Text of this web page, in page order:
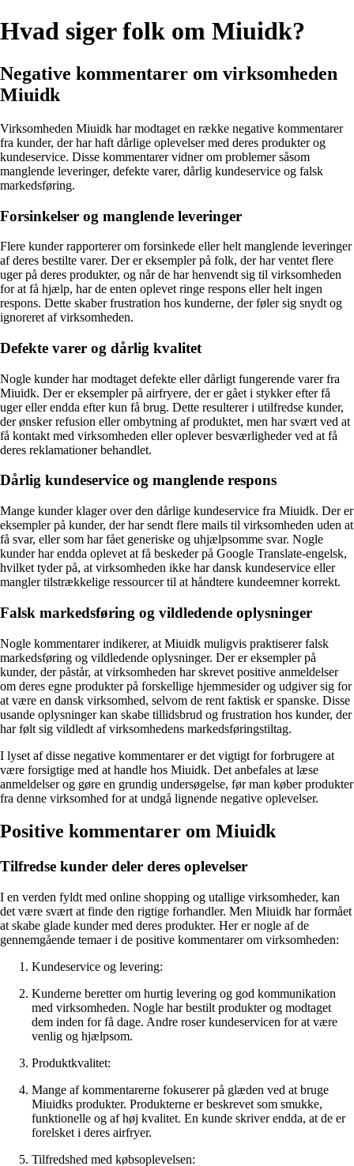
Hvad siger folk om Miuidk?
Negative kommentarer om virksomheden
Miuidk
Virksomheden Miuidk har modtaget en række negative kommentarer
fra kunder, der har haft dårlige oplevelser med deres produkter og
kundeservice. Disse kommentarer vidner om problemer såsom
manglende leveringer, defekte varer, dårlig kundeservice og falsk
markedsføring.
Forsinkelser og manglende leveringer
Flere kunder rapporterer om forsinkede eller helt manglende leveringer
af deres bestilte varer. Der er eksempler på folk, der har ventet flere
uger på deres produkter, og når de har henvendt sig til virksomheden
for at få hjælp, har de enten oplevet ringe respons eller helt ingen
respons. Dette skaber frustration hos kunderne, der føler sig snydt og
ignoreret af virksomheden.
Defekte varer og dårlig kvalitet
Nogle kunder har modtaget defekte eller dårligt fungerende varer fra
Miuidk. Der er eksempler på airfryere, der er gået i stykker efter få
uger eller endda efter kun få brug. Dette resulterer i utilfredse kunder,
der ønsker refusion eller ombytning af produktet, men har svært ved at
få kontakt med virksomheden eller oplever besværligheder ved at få
deres reklamationer behandlet.
Dårlig kundeservice og manglende respons
Mange kunder klager over den dårlige kundeservice fra Miuidk. Der er
eksempler på kunder, der har sendt flere mails til virksomheden uden at
få svar, eller som har fået generiske og uhjælpsomme svar. Nogle
kunder har endda oplevet at få beskeder på Google Translate-engelsk,
hvilket tyder på, at virksomheden ikke har dansk kundeservice eller
mangler tilstrækkelige ressourcer til at håndtere kundeemner korrekt.
Falsk markedsføring og vildledende oplysninger
Nogle kommentarer indikerer, at Miuidk muligvis praktiserer falsk
markedsføring og vildledende oplysninger. Der er eksempler på
kunder, der påstår, at virksomheden har skrevet positive anmeldelser
om deres egne produkter på forskellige hjemmesider og udgiver sig for
at være en dansk virksomhed, selvom de rent faktisk er spanske. Disse
usande oplysninger kan skabe tillidsbrud og frustration hos kunder, der
har følt sig vildledt af virksomhedens markedsføringstiltag.
I lyset af disse negative kommentarer er det vigtigt for forbrugere at
være forsigtige med at handle hos Miuidk. Det anbefales at læse
anmeldelser og gøre en grundig undersøgelse, før man køber produkter
fra denne virksomhed for at undgå lignende negative oplevelser.
Positive kommentarer om Miuidk
Tilfredse kunder deler deres oplevelser
I en verden fyldt med online shopping og utallige virksomheder, kan
det være svært at finde den rigtige forhandler. Men Miuidk har formået
at skabe glade kunder med deres produkter. Her er nogle af de
gennemgående temaer i de positive kommentarer om virksomheden:
Kundeservice og levering:
Kunderne beretter om hurtig levering og god kommunikation
med virksomheden. Nogle har bestilt produkter og modtaget
dem inden for få dage. Andre roser kundeservicen for at være
venlig og hjælpsom.
Produktkvalitet:
Mange af kommentarerne fokuserer på glæden ved at bruge
Miuidks produkter. Produkterne er beskrevet som smukke,
funktionelle og af høj kvalitet. En kunde skriver endda, at de er
forelsket i deres airfryer.
Tilfredshed med købsoplevelsen: